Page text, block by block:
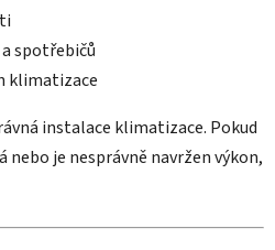
spotřebičů
klimatizace
instalace klimatizace. Pokud
je nesprávně navržen výkon,